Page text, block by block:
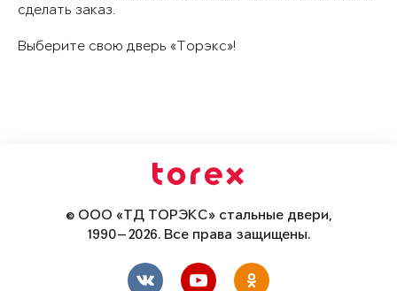
сделать заказ.
Выберите свою дверь «Торэкс»!
© ООО «ТД ТОРЭКС» стальные двери,
1990—2026. Все права защищены.